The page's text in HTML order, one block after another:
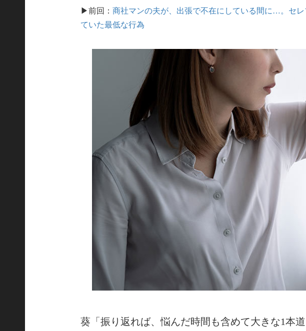
▶︎前回：商社マンの夫が、出張で不在にしている間に…。セ
ていた最低な行為
葵「振り返れば、悩んだ時間も含めて大きな1本道